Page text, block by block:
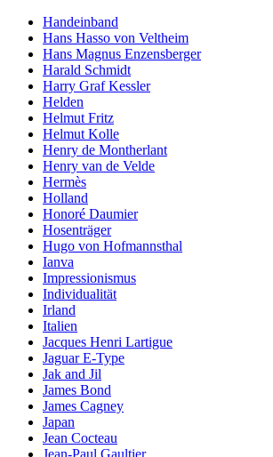
Handeinband
Hans Hasso von Veltheim
Hans Magnus Enzensberger
Harald Schmidt
Harry Graf Kessler
Helden
Helmut Fritz
Helmut Kolle
Henry de Montherlant
Henry van de Velde
Hermès
Holland
Honoré Daumier
Hosenträger
Hugo von Hofmannsthal
Ianva
Impressionismus
Individualität
Irland
Italien
Jacques Henri Lartigue
Jaguar E-Type
Jak and Jil
James Bond
James Cagney
Japan
Jean Cocteau
Jean-Paul Gaultier